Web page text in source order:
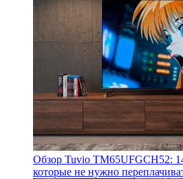
Обзор Tuvio TM65UFGCH52:
которые не нужно